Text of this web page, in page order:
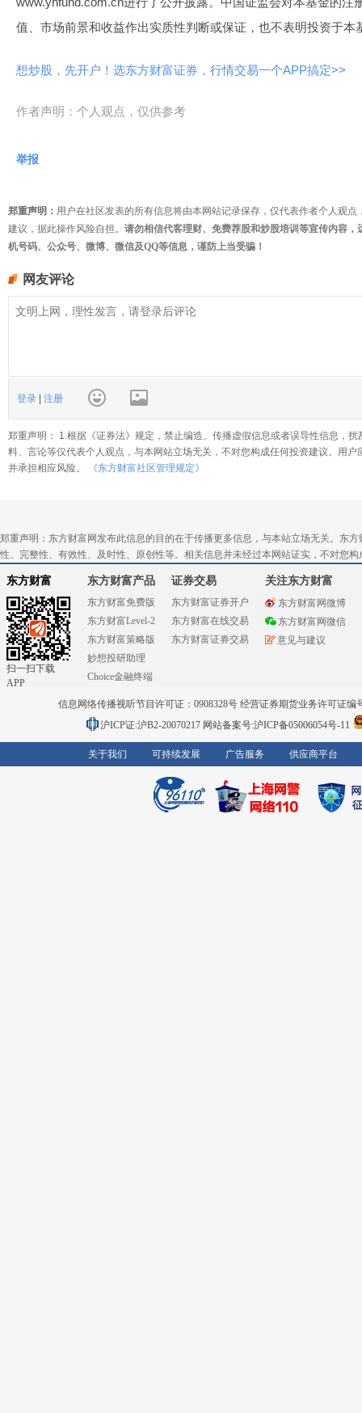
值、市场前景和收益作出实质性判断或保证，也不表明投资于本
想炒股，先开户！选东方财富证券，行情交易一个APP搞定>>
作者声明：个人观点，仅供参考
举报
郑重声明： 用户在社区发表的所有信息将由本网站记录保存，仅代表作者个人观
建议，据此操作风险自担。 请勿相信代客理财、免费荐股和炒股培训等宣传内容
机号码、公众号、微博、微信及QQ等信息，谨防上当受骗！
网友评论
登录 注册
郑重声明： 1.根据《证券法》规定，禁止编造、传播虚假信息或者误导性信息，
料、言论等仅代表个人观点，与本网站立场无关，不对您构成任何投资建议。用
并承担相应风险。
《东方财富社区管理规定》
郑重声明：东方财富网发布此信息的目的在于传播更多信息，与本站立场无关。东
性、完整性、有效性、及时性、原创性等。相关信息并未经过本网站证实，不对您
东方财富
扫一扫下载
APP
东方财富产品
东方财富免费版
东方财富Level-2
东方财富策略版
妙想投研助理
Choice金融终端
证券交易
东方财富证券开户
东方财富在线交易
东方财富证券交易
关注东方财富
东方财富网微博
东方财富网微信
意见与建议
信息网络传播视听节目许可证：0908328号 经营证券期货业务许可证编
沪ICP证:沪B2-20070217 网站备案号:沪ICP备05006054号-11
关于我们 可持续发展 广告服务 供应商平台